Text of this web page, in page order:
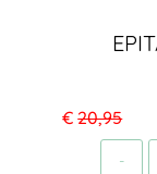
€ 20,95